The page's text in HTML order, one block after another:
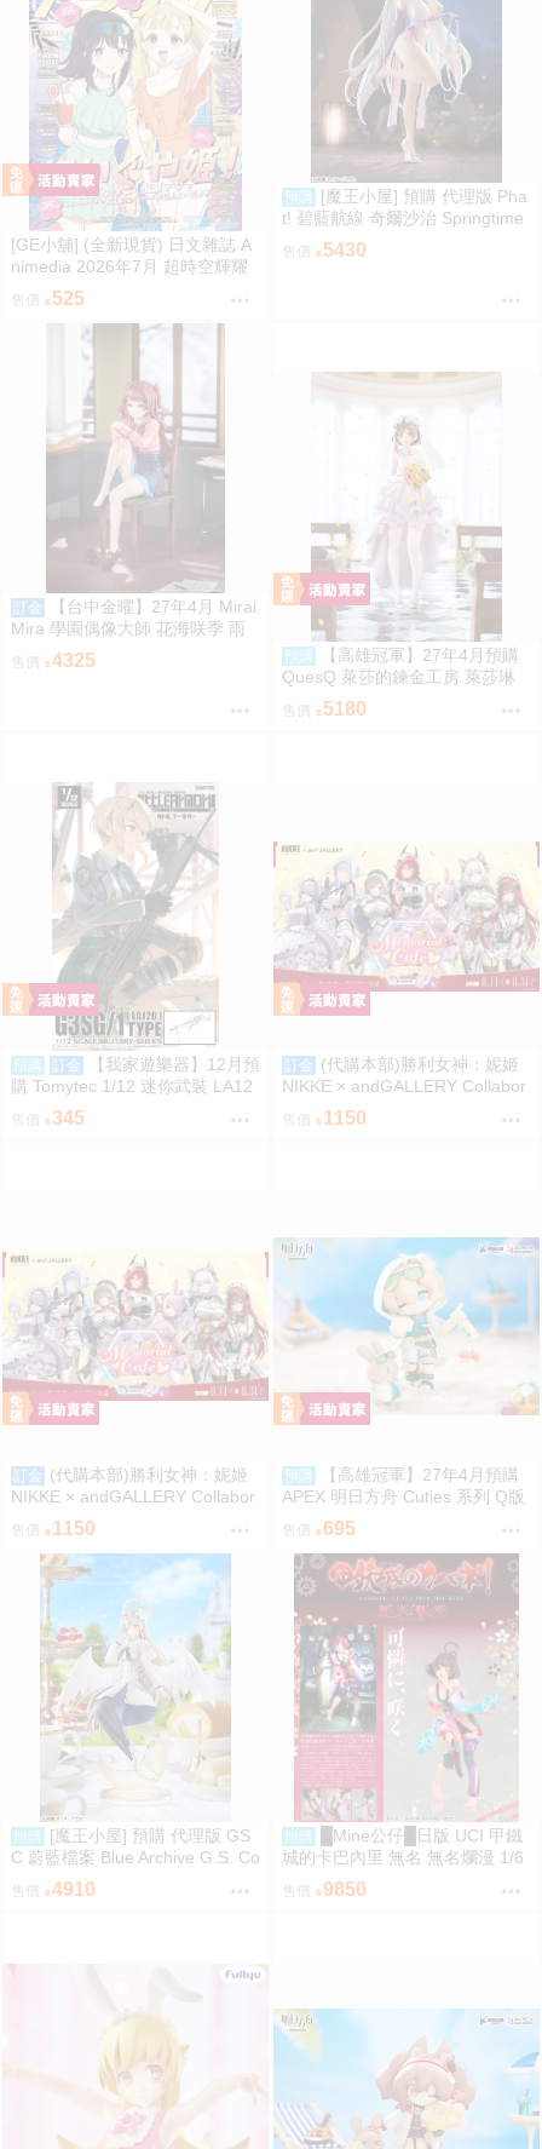
[GE小舖] (全新現貨) 日文雜誌 A
nimedia 2026年7月 超時空輝耀
姬! 刀劍亂舞 魔法姊妹露露特莉
莉 海報
售價 525
預購
[魔王小屋] 預購 代理版 Pha
t! 碧藍航線 奇爾沙治 Springtime
售價 5430
訂金
【台中金曜】27年4月 Mirai
Mira 學園偶像大師 花海咲季 雨
後鳶尾花 特訓前Ver 1/7 1002
4325 預購
【高雄冠軍】27年4月預購
QuesQ 萊莎的鍊金工房 萊莎琳
斯托特 婚紗禮服Ver 1/7 免訂金1
111
5180
預購 訂金
【我家遊樂器】12月預
購 Tomytec 1/12 迷你武裝 LA12
0 G3SG/1 TYPE
售價 345
訂金 (代購本部)勝利女神：妮姬
NIKKE × andGALLERY Collabor
ation Café season4 期間數量限
定合作物販 8.27結單
售價 1150
訂金 (代購本部)勝利女神：妮姬
NIKKE × andGALLERY Collabor
ation Café season4 期間數量限
定合作物販 8.27結單
1150
預購
【高雄冠軍】27年4月預購
APEX 明日方舟 Cuties 系列 Q版
龍舌蘭 免訂金1002
695
預購
[魔王小屋] 預購 代理版 GS
C 蔚藍檔案 Blue Archive G.S. Co
llection 渚 ～花香微笑～
售價 4910
預購
█Mine公仔█日版 UCI 甲鐵
城的卡巴內里 無名 無名爛漫 1/6
PVC D9246
售價 9850